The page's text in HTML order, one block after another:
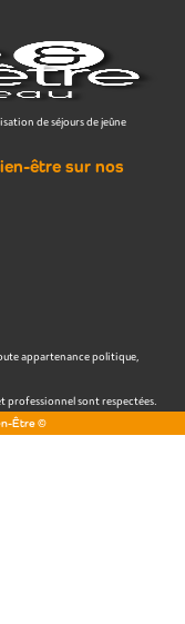
de séjours de jeûne
être sur nos
appartenance politique,
professionnel sont respectées.
Être ©